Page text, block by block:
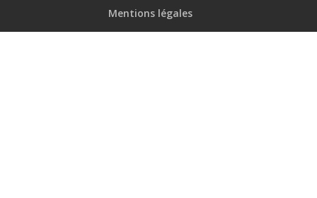
Mentions légales